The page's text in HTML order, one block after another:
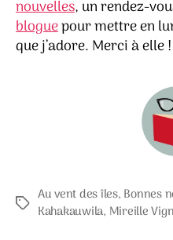
nouvelles, un rendez-
bloguepour mettre en
que j’adore. Merci à elle !
Étiquettes
Au vent des îles, Bonnes
Kahakauwila, Mireille